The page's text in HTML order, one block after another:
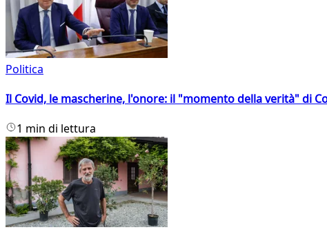
Politica
Il Covid, le mascherine, l'onore: il "momento della verità" di
1 min di lettura